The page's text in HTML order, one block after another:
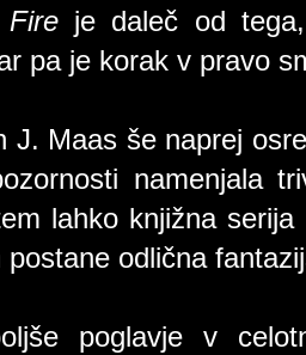
je daleč od tega,
pa je korak v pravo
J. Maas še naprej
namenjala
lahko knjižna serija
postane odlična
poglavje v